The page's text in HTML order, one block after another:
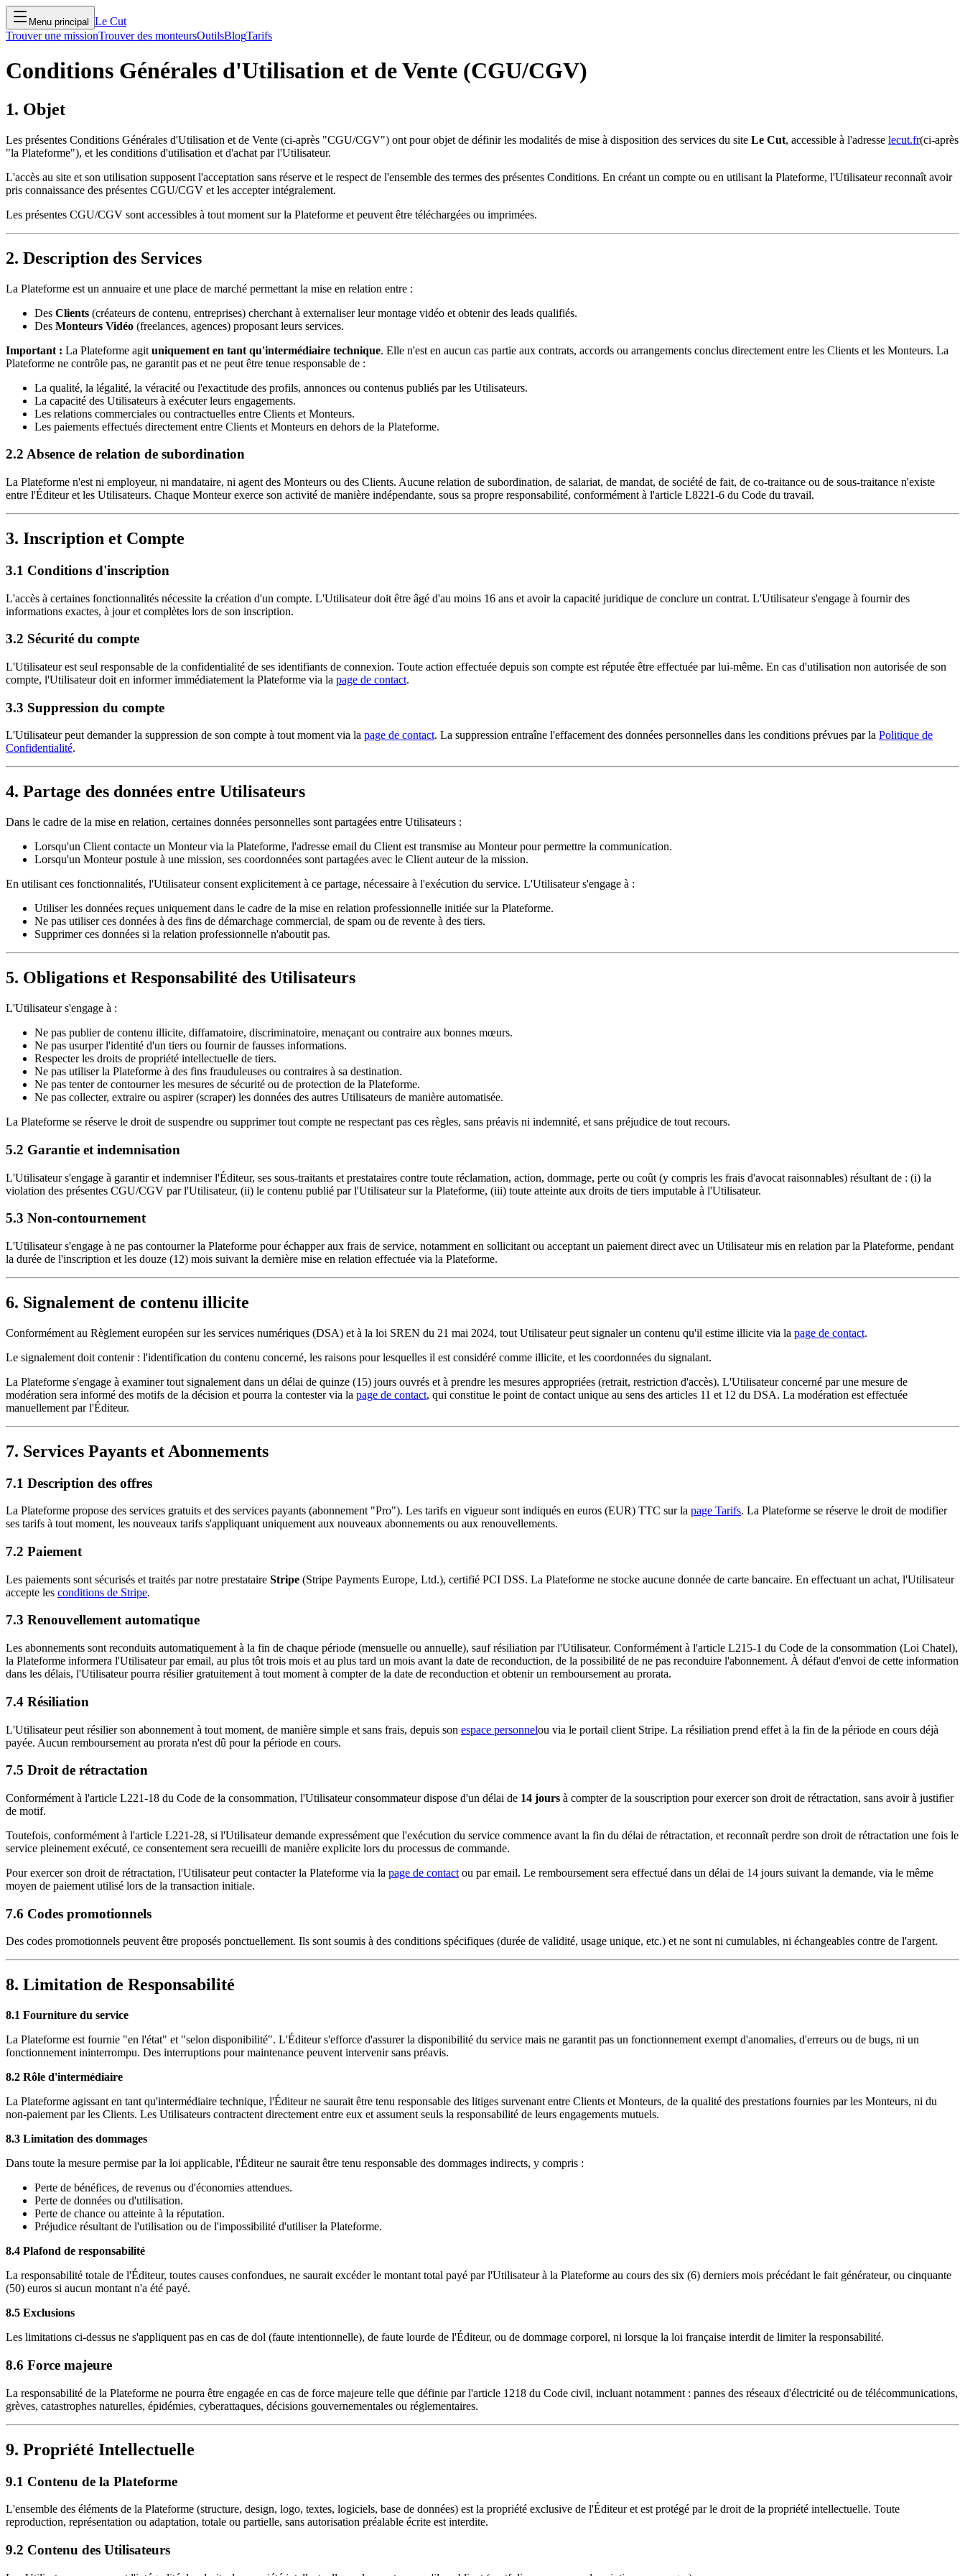
Menu principal
Le Cut
Trouver une missionTrouver des monteursOutilsBlogTarifs
Conditions Générales d'Utilisation et de Vente (CGU/CGV)
1. Objet
Les présentes Conditions Générales d'Utilisation et de Vente (ci-après "CGU/CGV") ont pour objet de définir les modalités de mise à disposition des services du site Le Cut, accessible à l'adresse lecut.fr(ci-après
"la Plateforme"), et les conditions d'utilisation et d'achat par l'Utilisateur.
L'accès au site et son utilisation supposent l'acceptation sans réserve et le respect de l'ensemble des termes des présentes Conditions. En créant un compte ou en utilisant la Plateforme, l'Utilisateur reconnaît avoir
pris connaissance des présentes CGU/CGV et les accepter intégralement.
Les présentes CGU/CGV sont accessibles à tout moment sur la Plateforme et peuvent être téléchargées ou imprimées.
2. Description des Services
La Plateforme est un annuaire et une place de marché permettant la mise en relation entre :
Des Clients (créateurs de contenu, entreprises) cherchant à externaliser leur montage vidéo et obtenir des leads qualifiés.
Des Monteurs Vidéo (freelances, agences) proposant leurs services.
Important : La Plateforme agit uniquement en tant qu'intermédiaire technique. Elle n'est en aucun cas partie aux contrats, accords ou arrangements conclus directement entre les Clients et les Monteurs. La
Plateforme ne contrôle pas, ne garantit pas et ne peut être tenue responsable de :
La qualité, la légalité, la véracité ou l'exactitude des profils, annonces ou contenus publiés par les Utilisateurs.
La capacité des Utilisateurs à exécuter leurs engagements.
Les relations commerciales ou contractuelles entre Clients et Monteurs.
Les paiements effectués directement entre Clients et Monteurs en dehors de la Plateforme.
2.2 Absence de relation de subordination
La Plateforme n'est ni employeur, ni mandataire, ni agent des Monteurs ou des Clients. Aucune relation de subordination, de salariat, de mandat, de société de fait, de co-traitance ou de sous-traitance n'existe
entre l'Éditeur et les Utilisateurs. Chaque Monteur exerce son activité de manière indépendante, sous sa propre responsabilité, conformément à l'article L8221-6 du Code du travail.
3. Inscription et Compte
3.1 Conditions d'inscription
L'accès à certaines fonctionnalités nécessite la création d'un compte. L'Utilisateur doit être âgé d'au moins 16 ans et avoir la capacité juridique de conclure un contrat. L'Utilisateur s'engage à fournir des
informations exactes, à jour et complètes lors de son inscription.
3.2 Sécurité du compte
L'Utilisateur est seul responsable de la confidentialité de ses identifiants de connexion. Toute action effectuée depuis son compte est réputée être effectuée par lui-même. En cas d'utilisation non autorisée de son
compte, l'Utilisateur doit en informer immédiatement la Plateforme via la page de contact.
3.3 Suppression du compte
L'Utilisateur peut demander la suppression de son compte à tout moment via la page de contact. La suppression entraîne l'effacement des données personnelles dans les conditions prévues par la Politique de
Confidentialité.
4. Partage des données entre Utilisateurs
Dans le cadre de la mise en relation, certaines données personnelles sont partagées entre Utilisateurs :
Lorsqu'un Client contacte un Monteur via la Plateforme, l'adresse email du Client est transmise au Monteur pour permettre la communication.
Lorsqu'un Monteur postule à une mission, ses coordonnées sont partagées avec le Client auteur de la mission.
En utilisant ces fonctionnalités, l'Utilisateur consent explicitement à ce partage, nécessaire à l'exécution du service. L'Utilisateur s'engage à :
Utiliser les données reçues uniquement dans le cadre de la mise en relation professionnelle initiée sur la Plateforme.
Ne pas utiliser ces données à des fins de démarchage commercial, de spam ou de revente à des tiers.
Supprimer ces données si la relation professionnelle n'aboutit pas.
5. Obligations et Responsabilité des Utilisateurs
L'Utilisateur s'engage à :
Ne pas publier de contenu illicite, diffamatoire, discriminatoire, menaçant ou contraire aux bonnes mœurs.
Ne pas usurper l'identité d'un tiers ou fournir de fausses informations.
Respecter les droits de propriété intellectuelle de tiers.
Ne pas utiliser la Plateforme à des fins frauduleuses ou contraires à sa destination.
Ne pas tenter de contourner les mesures de sécurité ou de protection de la Plateforme.
Ne pas collecter, extraire ou aspirer (scraper) les données des autres Utilisateurs de manière automatisée.
La Plateforme se réserve le droit de suspendre ou supprimer tout compte ne respectant pas ces règles, sans préavis ni indemnité, et sans préjudice de tout recours.
5.2 Garantie et indemnisation
L'Utilisateur s'engage à garantir et indemniser l'Éditeur, ses sous-traitants et prestataires contre toute réclamation, action, dommage, perte ou coût (y compris les frais d'avocat raisonnables) résultant de : (i) la
violation des présentes CGU/CGV par l'Utilisateur, (ii) le contenu publié par l'Utilisateur sur la Plateforme, (iii) toute atteinte aux droits de tiers imputable à l'Utilisateur.
5.3 Non-contournement
L'Utilisateur s'engage à ne pas contourner la Plateforme pour échapper aux frais de service, notamment en sollicitant ou acceptant un paiement direct avec un Utilisateur mis en relation par la Plateforme, pendant
la durée de l'inscription et les douze (12) mois suivant la dernière mise en relation effectuée via la Plateforme.
6. Signalement de contenu illicite
Conformément au Règlement européen sur les services numériques (DSA) et à la loi SREN du 21 mai 2024, tout Utilisateur peut signaler un contenu qu'il estime illicite via la page de contact.
Le signalement doit contenir : l'identification du contenu concerné, les raisons pour lesquelles il est considéré comme illicite, et les coordonnées du signalant.
La Plateforme s'engage à examiner tout signalement dans un délai de quinze (15) jours ouvrés et à prendre les mesures appropriées (retrait, restriction d'accès). L'Utilisateur concerné par une mesure de
modération sera informé des motifs de la décision et pourra la contester via la page de contact, qui constitue le point de contact unique au sens des articles 11 et 12 du DSA. La modération est effectuée
manuellement par l'Éditeur.
7. Services Payants et Abonnements
7.1 Description des offres
La Plateforme propose des services gratuits et des services payants (abonnement "Pro"). Les tarifs en vigueur sont indiqués en euros (EUR) TTC sur la page Tarifs. La Plateforme se réserve le droit de modifier
ses tarifs à tout moment, les nouveaux tarifs s'appliquant uniquement aux nouveaux abonnements ou aux renouvellements.
7.2 Paiement
Les paiements sont sécurisés et traités par notre prestataire Stripe (Stripe Payments Europe, Ltd.), certifié PCI DSS. La Plateforme ne stocke aucune donnée de carte bancaire. En effectuant un achat, l'Utilisateur
accepte les conditions de Stripe.
7.3 Renouvellement automatique
Les abonnements sont reconduits automatiquement à la fin de chaque période (mensuelle ou annuelle), sauf résiliation par l'Utilisateur. Conformément à l'article L215-1 du Code de la consommation (Loi Chatel),
la Plateforme informera l'Utilisateur par email, au plus tôt trois mois et au plus tard un mois avant la date de reconduction, de la possibilité de ne pas reconduire l'abonnement. À défaut d'envoi de cette information
dans les délais, l'Utilisateur pourra résilier gratuitement à tout moment à compter de la date de reconduction et obtenir un remboursement au prorata.
7.4 Résiliation
L'Utilisateur peut résilier son abonnement à tout moment, de manière simple et sans frais, depuis son espace personnelou via le portail client Stripe. La résiliation prend effet à la fin de la période en cours déjà
payée. Aucun remboursement au prorata n'est dû pour la période en cours.
7.5 Droit de rétractation
Conformément à l'article L221-18 du Code de la consommation, l'Utilisateur consommateur dispose d'un délai de 14 jours à compter de la souscription pour exercer son droit de rétractation, sans avoir à justifier
de motif.
Toutefois, conformément à l'article L221-28, si l'Utilisateur demande expressément que l'exécution du service commence avant la fin du délai de rétractation, et reconnaît perdre son droit de rétractation une fois le
service pleinement exécuté, ce consentement sera recueilli de manière explicite lors du processus de commande.
Pour exercer son droit de rétractation, l'Utilisateur peut contacter la Plateforme via la page de contact ou par email. Le remboursement sera effectué dans un délai de 14 jours suivant la demande, via le même
moyen de paiement utilisé lors de la transaction initiale.
7.6 Codes promotionnels
Des codes promotionnels peuvent être proposés ponctuellement. Ils sont soumis à des conditions spécifiques (durée de validité, usage unique, etc.) et ne sont ni cumulables, ni échangeables contre de l'argent.
8. Limitation de Responsabilité
8.1 Fourniture du service
La Plateforme est fournie "en l'état" et "selon disponibilité". L'Éditeur s'efforce d'assurer la disponibilité du service mais ne garantit pas un fonctionnement exempt d'anomalies, d'erreurs ou de bugs, ni un
fonctionnement ininterrompu. Des interruptions pour maintenance peuvent intervenir sans préavis.
8.2 Rôle d'intermédiaire
La Plateforme agissant en tant qu'intermédiaire technique, l'Éditeur ne saurait être tenu responsable des litiges survenant entre Clients et Monteurs, de la qualité des prestations fournies par les Monteurs, ni du
non-paiement par les Clients. Les Utilisateurs contractent directement entre eux et assument seuls la responsabilité de leurs engagements mutuels.
8.3 Limitation des dommages
Dans toute la mesure permise par la loi applicable, l'Éditeur ne saurait être tenu responsable des dommages indirects, y compris :
Perte de bénéfices, de revenus ou d'économies attendues.
Perte de données ou d'utilisation.
Perte de chance ou atteinte à la réputation.
Préjudice résultant de l'utilisation ou de l'impossibilité d'utiliser la Plateforme.
8.4 Plafond de responsabilité
La responsabilité totale de l'Éditeur, toutes causes confondues, ne saurait excéder le montant total payé par l'Utilisateur à la Plateforme au cours des six (6) derniers mois précédant le fait générateur, ou cinquante
(50) euros si aucun montant n'a été payé.
8.5 Exclusions
Les limitations ci-dessus ne s'appliquent pas en cas de dol (faute intentionnelle), de faute lourde de l'Éditeur, ou de dommage corporel, ni lorsque la loi française interdit de limiter la responsabilité.
8.6 Force majeure
La responsabilité de la Plateforme ne pourra être engagée en cas de force majeure telle que définie par l'article 1218 du Code civil, incluant notamment : pannes des réseaux d'électricité ou de télécommunications,
grèves, catastrophes naturelles, épidémies, cyberattaques, décisions gouvernementales ou réglementaires.
9. Propriété Intellectuelle
9.1 Contenu de la Plateforme
L'ensemble des éléments de la Plateforme (structure, design, logo, textes, logiciels, base de données) est la propriété exclusive de l'Éditeur et est protégé par le droit de la propriété intellectuelle. Toute
reproduction, représentation ou adaptation, totale ou partielle, sans autorisation préalable écrite est interdite.
9.2 Contenu des Utilisateurs